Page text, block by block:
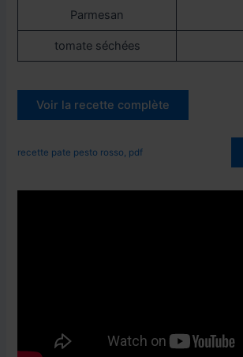
Parmesan
tomate séchées
Voir la recette complète
recette pate pesto rosso, pdf